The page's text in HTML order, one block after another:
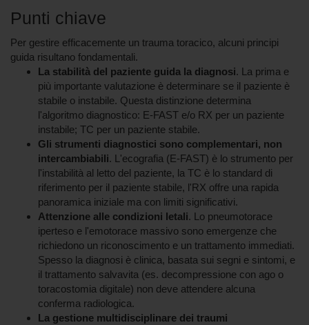
Punti chiave
Per gestire efficacemente un trauma toracico, alcuni principi
guida risultano fondamentali.
La stabilità del paziente guida la diagnosi. La prima e
più importante valutazione è determinare se il paziente è
stabile o instabile. Questa distinzione determina
l'algoritmo diagnostico: E-FAST e/o RX per un paziente
instabile; TC per un paziente stabile.
Gli strumenti diagnostici sono complementari, non
intercambiabili. L'ecografia (E-FAST) è lo strumento per
l'instabilità al letto del paziente, la TC è lo standard di
riferimento per il paziente stabile, l'RX offre una rapida
panoramica iniziale ma con limiti significativi.
Attenzione alle condizioni letali. Lo pneumotorace
iperteso e l'emotorace massivo sono emergenze che
richiedono un riconoscimento e un trattamento immediati.
Spesso la diagnosi è clinica, basata sui segni e sintomi, e
il trattamento salvavita (es. decompressione con ago o
toracostomia digitale) non deve attendere alcuna
conferma radiologica.
La gestione multidisciplinare dei traumi